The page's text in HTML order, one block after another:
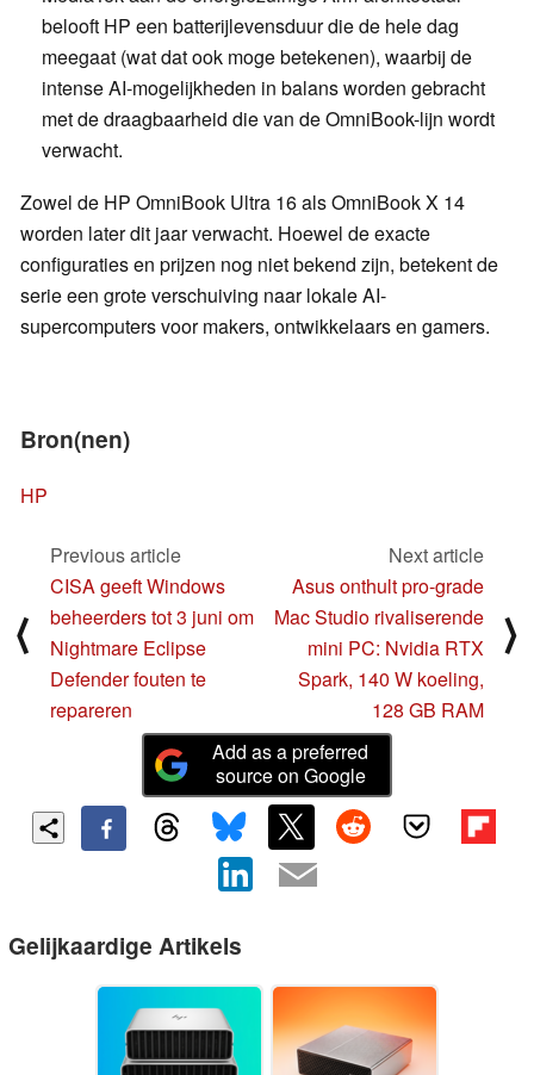
belooft HP een batterijlevensduur die de hele dag
meegaat (wat dat ook moge betekenen), waarbij de
intense AI-mogelijkheden in balans worden gebracht
met de draagbaarheid die van de OmniBook-lijn wordt
verwacht.
Zowel de HP OmniBook Ultra 16 als OmniBook X 14
worden later dit jaar verwacht. Hoewel de exacte
configuraties en prijzen nog niet bekend zijn, betekent de
serie een grote verschuiving naar lokale AI-
supercomputers voor makers, ontwikkelaars en gamers.
Bron(nen)
HP
⟨
Previous article
CISA geeft Windows
beheerders tot 3 juni om
Nightmare Eclipse
Defender fouten te
repareren
Next article
Asus onthult pro-grade
Mac Studio rivaliserende
mini PC: Nvidia RTX
Spark, 140 W koeling,
128 GB RAM
⟩
Add as a preferred
source on Google
Gelijkaardige Artikels